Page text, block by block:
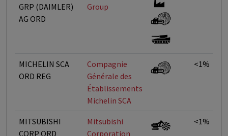
GRP (DAIMLER)
AG ORD
Group
MICHELIN SCA
ORD REG
Compagnie
Générale des
Établissements
Michelin SCA
<1%
MITSUBISHI
CORP ORD
Mitsubishi
Corporation
<1%